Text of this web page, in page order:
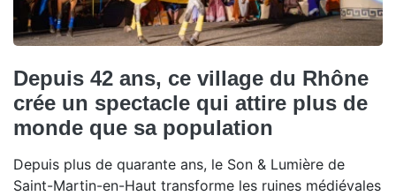
Depuis 42 ans, ce village du Rhône
crée un spectacle qui attire plus de
monde que sa population
Depuis plus de quarante ans, le Son & Lumière de
Saint-Martin-en-Haut transforme les ruines médiévales